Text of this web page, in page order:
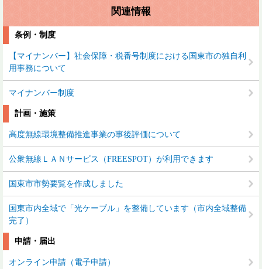
関連情報
条例・制度
【マイナンバー】社会保障・税番号制度における国東市の独自利
用事務について
マイナンバー制度
計画・施策
高度無線環境整備推進事業の事後評価について
公衆無線ＬＡＮサービス（FREESPOT）が利用できます
国東市市勢要覧を作成しました
国東市内全域で「光ケーブル」を整備しています（市内全域整備
完了）
申請・届出
オンライン申請（電子申請）